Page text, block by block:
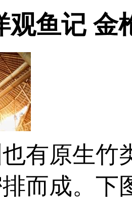
观鱼记 金
有原生竹
而成。下